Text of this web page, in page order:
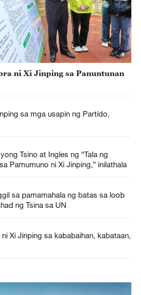
ni Xi Jinping sa Panuntunan
sa mga usapin ng Partido,
Tsino at Ingles ng “Tala ng
Pamumuno ni Xi Jinping,” inilathala
sa pamamahala ng batas sa loob
ng Tsina sa UN
Xi Jinping sa kababaihan, kabataan,